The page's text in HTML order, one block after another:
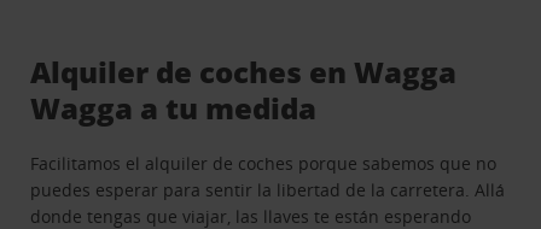
Alquiler de coches en Wagga
Wagga a tu medida
Facilitamos el alquiler de coches porque sabemos que no
puedes esperar para sentir la libertad de la carretera. Allá
donde tengas que viajar, las llaves te están esperando